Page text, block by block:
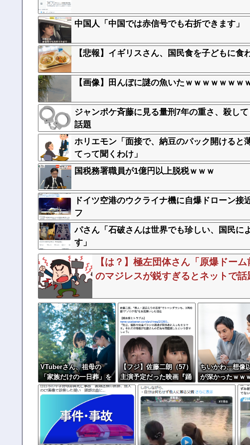
中国人「中国では赤信号でも右折できます」
【悲報】イギリスさん、国民食を子どもに食
【画像】田んぼに謎の魚いたｗｗｗｗｗｗｗ
ジャンポケ斉藤に見る量刑7年の重さ、殺し
話題
ホリエモン「面接で、納豆のパック開けると
てって聞くわけ」
国税務署職員が1億円以上脱税ｗｗｗ
ドイツ空港のウクライナ機に自爆ドローン
フ
パさん「石破さんは世界でも珍しい、国民に
す」
【は？】極左団体さん「原爆ドー
のマジレスが鋭すぎるとネットで
VTuberさん、祖母の
「家族だけの一日葬」を
した結果ｗｗｗｗｗｗｗ
【フジ】佐藤二朗（57）
主演予定だった映画『踊
る大捜査線』スピンオフ
作品の撮影中止が正式に
ちいかわ、想像
が深かったｗｗ
奴」と「喋らな
人格に差がある